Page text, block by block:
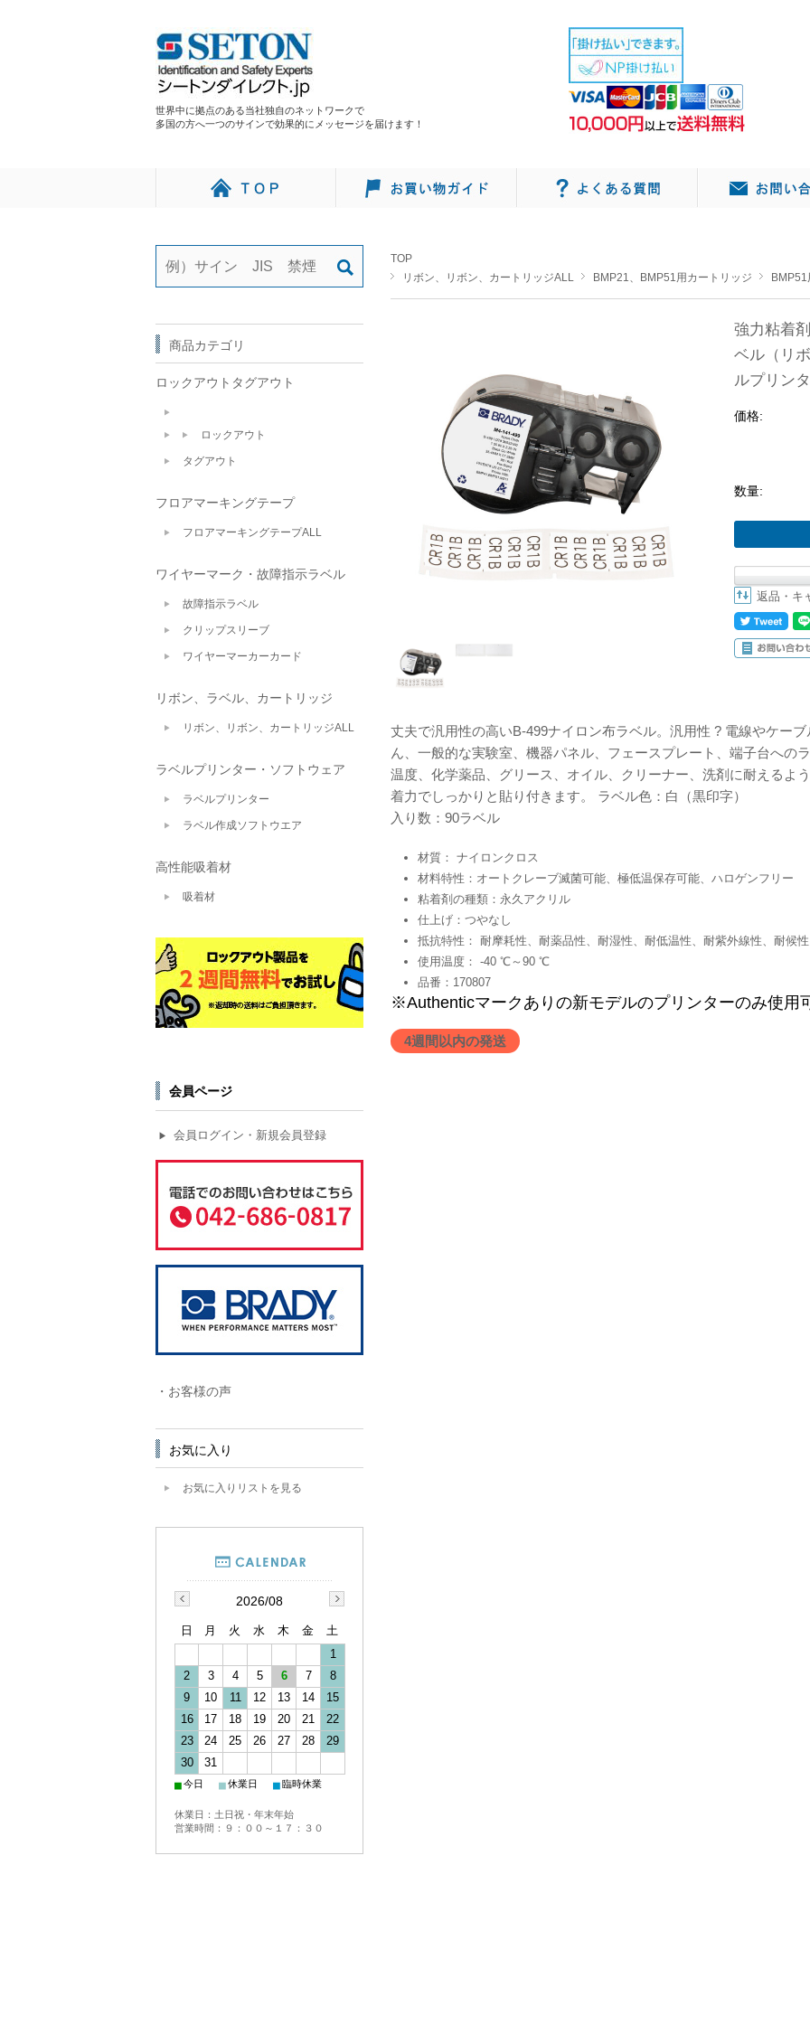
世界中に拠点のある当社独自のネットワークで
多国の方へ一つのサインで効果的にメッセージを届けます！
TOP
リボン、リボン、カートリッジALL
BMP21、BMP51用カートリッジ
強力粘着
ベル（リ
ルプリン
価格:
数量:
返品・キ
丈夫で汎用性の高いB-499ナイロン布ラベル。汎用性 ? 電線やケー
ん、一般的な実験室、機器パネル、フェースプレート、端子台への
温度、化学薬品、グリース、オイル、クリーナー、洗剤に耐えるよ
着力でしっかりと貼り付きます。 ラベル色：白（黒印字）
入り数：90ラベル
材質： ナイロンクロス
材料特性：オートクレーブ滅菌可能、極低温保存可能、ハロゲンフリー
粘着剤の種類：永久アクリル
仕上げ：つやなし
抵抗特性： 耐摩耗性、耐薬品性、耐湿性、耐低温性、耐紫外線性、耐候性
使用温度： -40 ℃～90 ℃
品番：170807
※Authenticマークありの新モデルのプリンターのみ使用
4週間以内の発送
商品カテゴリ
ロックアウトタグアウト
ロックアウト
タグアウト
フロアマーキングテープ
フロアマーキングテープALL
ワイヤーマーク・故障指示ラベル
故障指示ラベル
クリップスリーブ
ワイヤーマーカーカード
リボン、ラベル、カートリッジ
リボン、リボン、カートリッジALL
ラベルプリンター・ソフトウェア
ラベルプリンター
ラベル作成ソフトウエア
高性能吸着材
吸着材
会員ページ
▶ 会員ログイン・新規会員登録
・お客様の声
お気に入り
お気に入りリストを見る
2026/08
日 月 火 水 木 金
土
1
2
3 4 5 6 7
8
9
10 11 12 13 14
15
16
17 18 19 20 21
22
23
24 25 26 27 28
29
30
31
■今日 ■休業日 ■臨時休業
休業日：土日祝・年末年始
営業時間：９：００～１７：３０